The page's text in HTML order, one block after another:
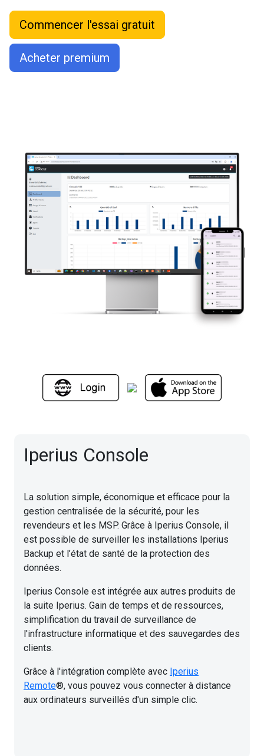
Commencer l'essai gratuit
Acheter premium
Iperius Console
La solution simple, économique et efficace pour la
gestion centralisée de la sécurité, pour les
revendeurs et les MSP. Grâce à Iperius Console, il
est possible de surveiller les installations Iperius
Backup et l’état de santé de la protection des
données.
Iperius Console est intégrée aux autres produits de
la suite Iperius. Gain de temps et de ressources,
simplification du travail de surveillance de
l'infrastructure informatique et des sauvegardes des
clients.
Grâce à l'intégration complète avec Iperius
Remote®, vous pouvez vous connecter à distance
aux ordinateurs surveillés d'un simple clic.